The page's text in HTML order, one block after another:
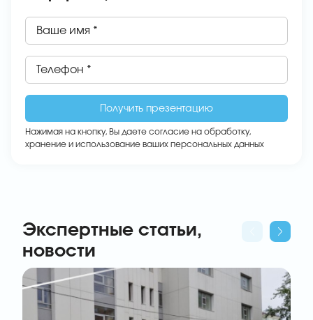
Ваше имя *
Телефон *
Нажимая на кнопку, Вы даете согласие на обработку,
хранение и использование ваших персональных данных
Экспертные статьи,
новости